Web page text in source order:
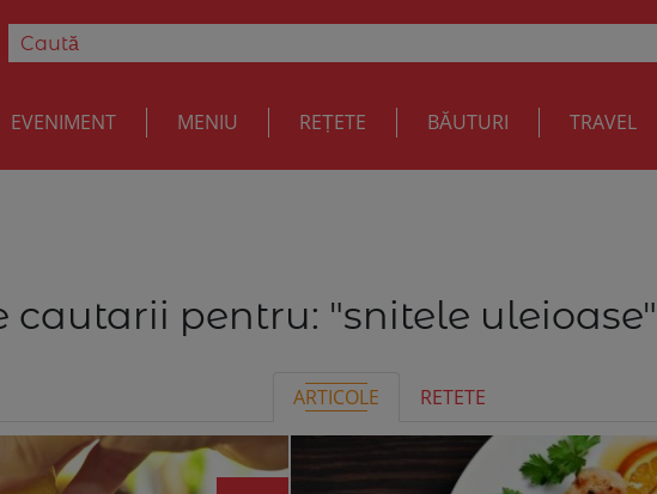
EVENIMENT MENIU REȚETE BĂUTURI TRAVEL
cautarii pentru: "snitele uleioase"
ARTICOLE RETETE